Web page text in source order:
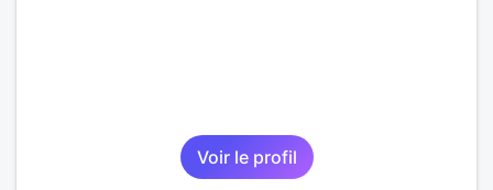
Voir le profil